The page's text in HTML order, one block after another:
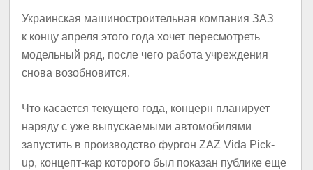
Украинская машиностроительная компания ЗАЗ
к концу апреля этого года хочет пересмотреть
модельный ряд, после чего работа учреждения
снова возобновится.
Что касается текущего года, концерн планирует
наряду с уже выпускаемыми автомобилями
запустить в производство фургон ZAZ Vida Pick-
up, концепт-кар которого был показан публике еще